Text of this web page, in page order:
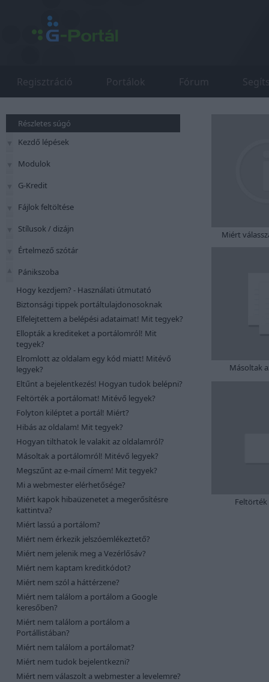
Regisztráció Portálok Fórum
Részletes súgó
Kezdő lépések
Modulok
G-Kredit
Fájlok feltöltése
Stílusok / dizájn
Értelmező szótár
Pánikszoba
Hogy kezdjem? - Használati útmutató
Biztonsági tippek portáltulajdonosoknak
Elfelejtettem a belépési adataimat! Mit tegyek?
Ellopták a krediteket a portálomról! Mit
tegyek?
Elromlott az oldalam egy kód miatt! Mitévő
legyek?
Eltűnt a bejelentkezés! Hogyan tudok belépni?
Feltörték a portálomat! Mitévő legyek?
Folyton kiléptet a portál! Miért?
Hibás az oldalam! Mit tegyek?
Hogyan tilthatok le valakit az oldalamról?
Másoltak a portálomról! Mitévő legyek?
Megszűnt az e-mail címem! Mit tegyek?
Mi a webmester elérhetősége?
Miért kapok hibaüzenetet a megerősítésre
kattintva?
Miért lassú a portálom?
Miért nem érkezik jelszóemlékeztető?
Miért nem jelenik meg a Vezérlősáv?
Miért nem kaptam kreditkódot?
Miért nem szól a háttérzene?
Miért nem találom a portálom a Google
keresőben?
Miért nem találom a portálom a
Portállistában?
Miért nem találom a portálomat?
Miért nem tudok bejelentkezni?
Miért nem válaszolt a webmester a levelemre?
Miért
Másoltak
Feltörték